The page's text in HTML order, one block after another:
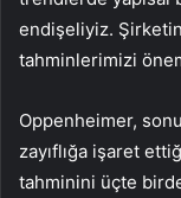
endişeliyiz.
tahminlerimizi
Oppenheimer,
zayıflığa işaret
tahminini üçte